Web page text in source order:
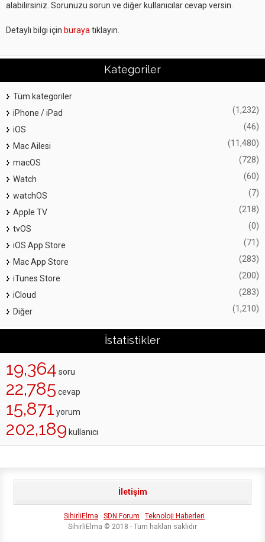
alabilirsiniz. Sorunuzu sorun ve diğer kullanıcılar cevap versin.
Detaylı bilgi için buraya tıklayın.
Kategoriler
Tüm kategoriler
iPhone / iPad
(1,232)
iOS (46)
Mac Ailesi (11,480)
macOS (728)
Watch (60)
watchOS (7)
Apple TV (218)
tvOS (0)
iOS App Store (71)
Mac App Store (283)
iTunes Store (200)
iCloud (283)
Diğer (1,210)
İstatistikler
19,364 soru
22,785 cevap
15,871 yorum
202,189 kullanıcı
İletişim
SihirliElma SDN Forum
Teknoloji Haberleri
SihirliElma © 2018 - Tüm hakları saklıdır